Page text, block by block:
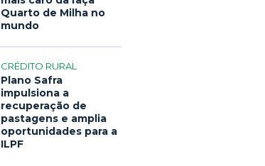
Quarto de Milha no
mundo
CRÉDITO RURAL
Plano Safra
impulsiona a
recuperação de
pastagens e amplia
oportunidades para a
ILPF